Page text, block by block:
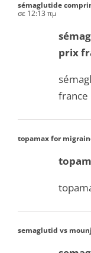
sémaglutide
σε 12:13 πμ
prix
france
topamax for
semaglutid vs